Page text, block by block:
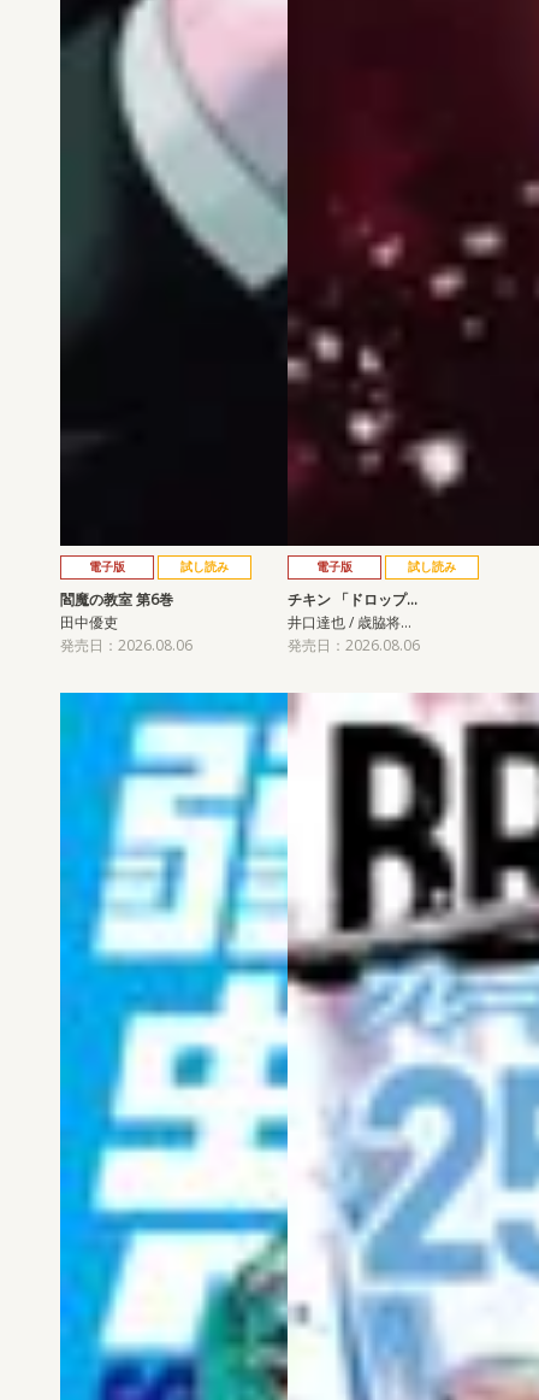
電子版 試し読み
閻魔の教室 第6巻
田中優吏
発売日：2026.08.06
電子版 試し読み
チキン 「ドロップ…
井口達也 / 歳脇将…
発売日：2026.08.06